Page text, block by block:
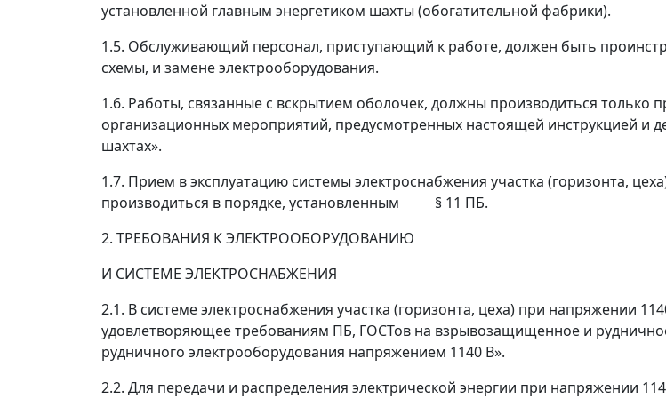
установленной главным энергетиком шахты (обогатительной фабрики).
1.5. Обслуживающий персонал, приступающий к работе, должен быть
схемы, и замене электрооборудования.
1.6. Работы, связанные с вскрытием оболочек, должны производиться
организационных мероприятий, предусмотренных настоящей инструкцией и
шахтах».
1.7. Прием в эксплуатацию системы электроснабжения участка (горизонта,
производиться в порядке, установленным § 11 ПБ.
2. ТРЕБОВАНИЯ К ЭЛЕКТРООБОРУДОВАНИЮ
И СИСТЕМЕ ЭЛЕКТРОСНАБЖЕНИЯ
2.1. В системе электроснабжения участка (горизонта, цеха) при напряжении
удовлетворяющее требованиям ПБ, ГОСТов на взрывозащищенное и
рудничного электрооборудования напряжением 1140 В».
2.2. Для передачи и распределения электрической энергии при напряжении